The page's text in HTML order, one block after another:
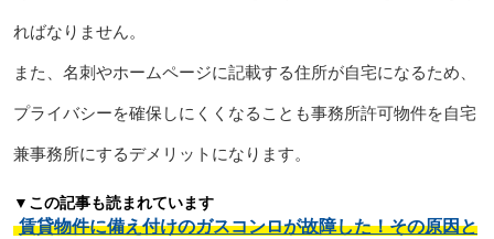
ればなりません。
また、名刺やホームページに記載する住所が自宅になるため、
プライバシーを確保しにくくなることも事務所許可物件を自宅
兼事務所にするデメリットになります。
▼この記事も読まれています
賃貸物件に備え付けのガスコンロが故障した！その原因と